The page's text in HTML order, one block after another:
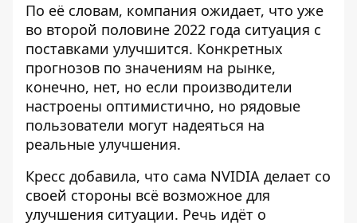
По её словам, компания ожидает, что уже
во второй половине 2022 года ситуация с
поставками улучшится. Конкретных
прогнозов по значениям на рынке,
конечно, нет, но если производители
настроены оптимистично, но рядовые
пользователи могут надеяться на
реальные улучшения.
Кресс добавила, что сама NVIDIA делает со
своей стороны всё возможное для
улучшения ситуации. Речь идёт о